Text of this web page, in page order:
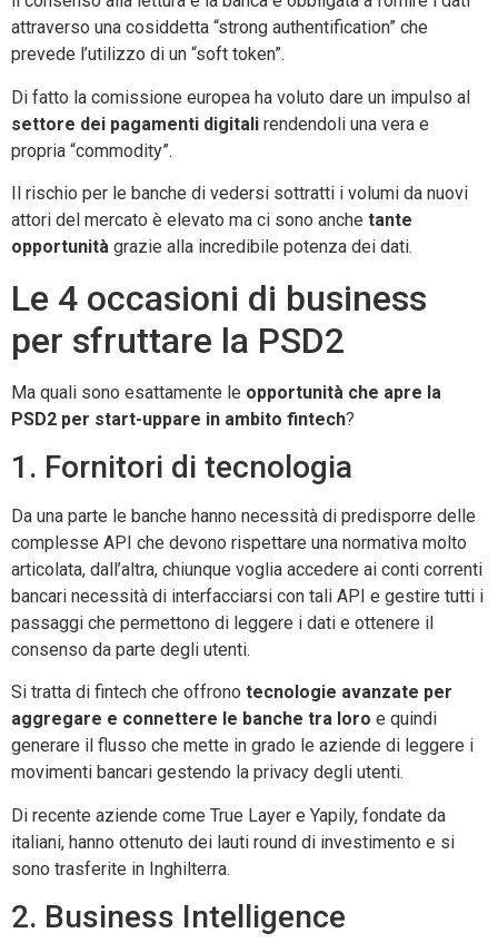
attraverso una cosiddetta “strong authentification” che
prevede l’utilizzo di un “soft token”.
Di fatto la comissione europea ha voluto dare un impulso al
settore dei pagamenti digitali rendendoli una vera e
propria “commodity”.
Il rischio per le banche di vedersi sottratti i volumi da nuovi
attori del mercato è elevato ma ci sono anche tante
opportunità grazie alla incredibile potenza dei dati.
Le 4 occasioni di business
per sfruttare la PSD2
Ma quali sono esattamente le opportunità che apre la
PSD2 per start-uppare in ambito fintech?
1. Fornitori di tecnologia
Da una parte le banche hanno necessità di predisporre delle
complesse API che devono rispettare una normativa molto
articolata, dall’altra, chiunque voglia accedere ai conti correnti
bancari necessità di interfacciarsi con tali API e gestire tutti i
passaggi che permettono di leggere i dati e ottenere il
consenso da parte degli utenti.
Si tratta di fintech che offrono tecnologie avanzate per
aggregare e connettere le banche tra loro e quindi
generare il flusso che mette in grado le aziende di leggere i
movimenti bancari gestendo la privacy degli utenti.
Di recente aziende come True Layer e Yapily, fondate da
italiani, hanno ottenuto dei lauti round di investimento e si
sono trasferite in Inghilterra.
2. Business Intelligence